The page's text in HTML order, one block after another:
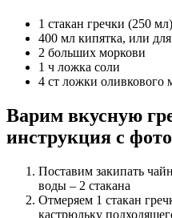
1 стакан гречки (250 мл)
400 мл кипятка, или
2 больших моркови
1 ч ложка соли
4 ст ложки оливкового
Варим вкусную
инструкция с фото
Поставим закипать
воды – 2 стакана
Отмеряем 1 стакан
кастрюльку